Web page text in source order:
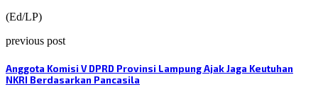
(Ed/LP)
previous post
Anggota Komisi V DPRD Provinsi Lampung Ajak Jaga Keutuhan
NKRI Berdasarkan Pancasila